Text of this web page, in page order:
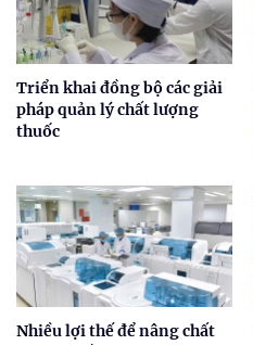
Triển khai đồng bộ các giải
pháp quản lý chất lượng
thuốc
Nhiều lợi thế để nâng chất